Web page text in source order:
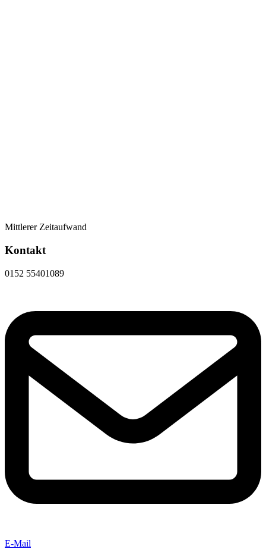
Mittlerer Zeitaufwand
Kontakt
0152 55401089
E-Mail